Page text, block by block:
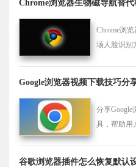
Chrome浏览器生物磁导航替代
Chrome浏
场人脸识别
Google浏览器视频下载技巧分
分享
具，帮助用
谷歌浏览器插件怎么恢复默认